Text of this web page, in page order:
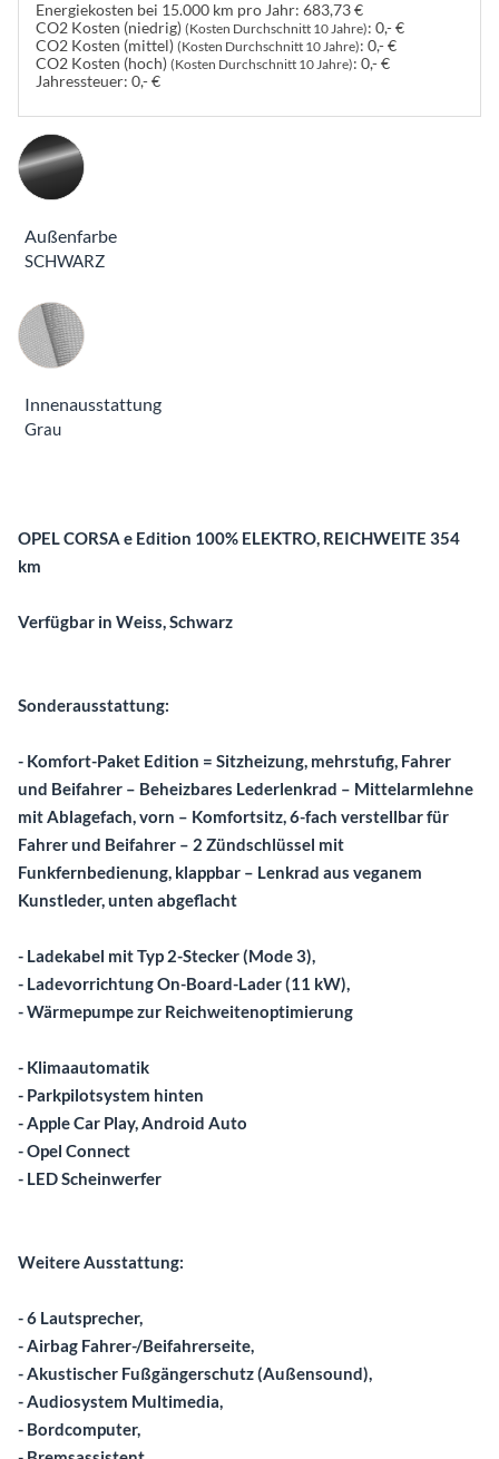
Energiekosten bei 15.000 km pro Jahr: 683,73 €
CO2 Kosten (niedrig) (Kosten Durchschnitt 10 Jahre): 0,- €
CO2 Kosten (mittel) (Kosten Durchschnitt 10 Jahre): 0,- €
CO2 Kosten (hoch) (Kosten Durchschnitt 10 Jahre): 0,- €
Jahressteuer: 0,- €
Außenfarbe
SCHWARZ
Innenausstattung
Innenausstattung
Grau
OPEL CORSA e Edition 100% ELEKTRO, REICHWEITE 354
km
Verfügbar in Weiss, Schwarz
Sonderausstattung:
- Komfort-Paket Edition = Sitzheizung, mehrstufig, Fahrer
und Beifahrer – Beheizbares Lederlenkrad – Mittelarmlehne
mit Ablagefach, vorn – Komfortsitz, 6-fach verstellbar für
Fahrer und Beifahrer – 2 Zündschlüssel mit
Funkfernbedienung, klappbar – Lenkrad aus veganem
Kunstleder, unten abgeflacht
- Ladekabel mit Typ 2-Stecker (Mode 3),
- Ladevorrichtung On-Board-Lader (11 kW),
- Wärmepumpe zur Reichweitenoptimierung
- Klimaautomatik
- Parkpilotsystem hinten
- Apple Car Play, Android Auto
- Opel Connect
- LED Scheinwerfer
Weitere Ausstattung:
- 6 Lautsprecher,
- Airbag Fahrer-/Beifahrerseite,
- Akustischer Fußgängerschutz (Außensound),
- Audiosystem Multimedia,
- Bordcomputer,